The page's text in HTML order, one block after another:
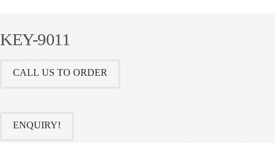
KEY-9011
CALL US TO ORDER
ENQUIRY!